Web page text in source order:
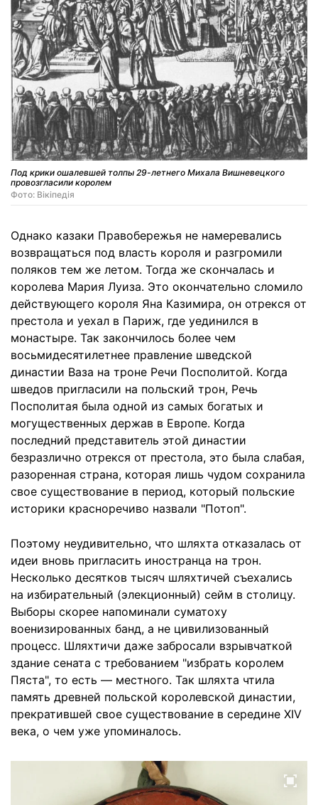
Под крики ошалевшей толпы 29-летнего Михала Вишневецкого
провозгласили королем
Фото: Вікіпедія
Однако казаки Правобережья не намеревались
возвращаться под власть короля и разгромили
поляков тем же летом. Тогда же скончалась и
королева Мария Луиза. Это окончательно сломило
действующего короля Яна Казимира, он отрекся от
престола и уехал в Париж, где уединился в
монастыре. Так закончилось более чем
восьмидесятилетнее правление шведской
династии Ваза на троне Речи Посполитой. Когда
шведов пригласили на польский трон, Речь
Посполитая была одной из самых богатых и
могущественных держав в Европе. Когда
последний представитель этой династии
безразлично отрекся от престола, это была слабая,
разоренная страна, которая лишь чудом сохранила
свое существование в период, который польские
историки красноречиво назвали "Потоп".
Поэтому неудивительно, что шляхта отказалась от
идеи вновь пригласить иностранца на трон.
Несколько десятков тысяч шляхтичей съехались
на избирательный (элекционный) сейм в столицу.
Выборы скорее напоминали суматоху
военизированных банд, а не цивилизованный
процесс. Шляхтичи даже забросали взрывчаткой
здание сената с требованием "избрать королем
Пяста", то есть — местного. Так шляхта чтила
память древней польской королевской династии,
прекратившей свое существование в середине XIV
века, о чем уже упоминалось.